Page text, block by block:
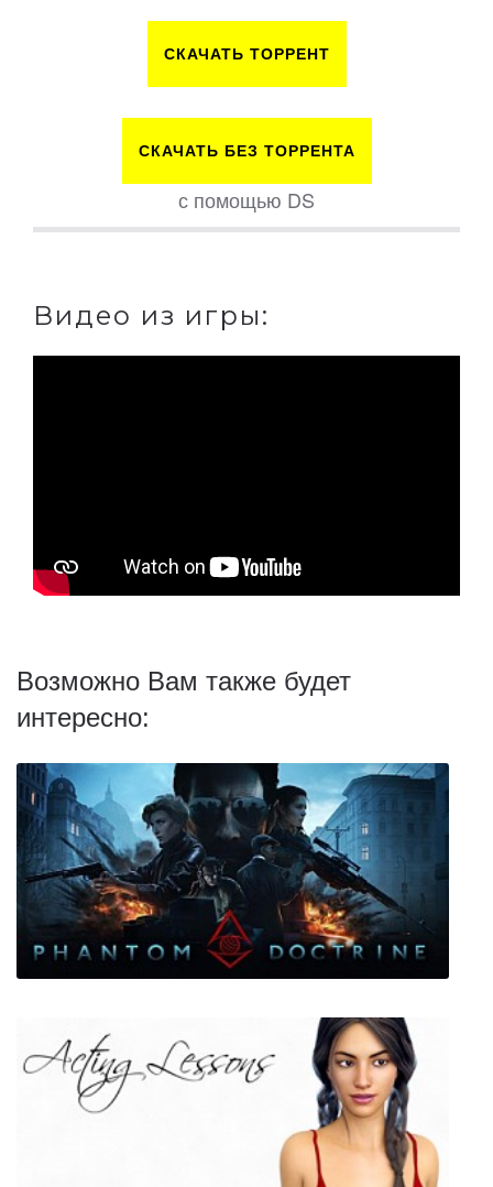
СКАЧАТЬ ТОРРЕНТ
СКАЧАТЬ БЕЗ ТОРРЕНТА
с помощью DS
Видео из игры:
Возможно Вам также будет
интересно:
Phantom Doctrine